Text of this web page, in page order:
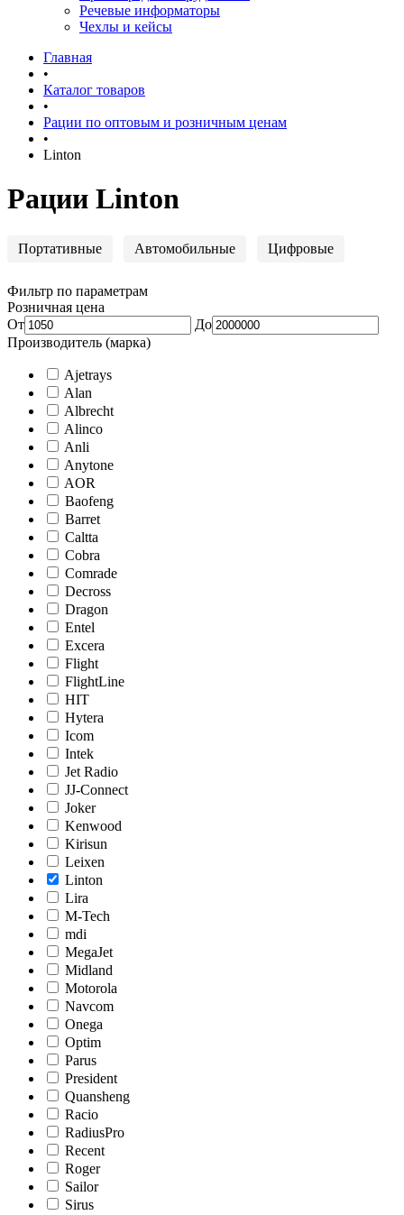
Речевые информаторы
Чехлы и кейсы
Главная
•
Каталог товаров
•
Рации по оптовым и розничным ценам
•
Linton
Рации Linton
Портативные Автомобильные Цифровые
Фильтр по параметрам
Розничная цена
От
До
Производитель (марка)
Ajetrays
Alan
Albrecht
Alinco
Anli
Anytone
AOR
Baofeng
Barret
Caltta
Cobra
Comrade
Decross
Dragon
Entel
Excera
Flight
FlightLine
HIT
Hytera
Icom
Intek
Jet Radio
JJ-Connect
Joker
Kenwood
Kirisun
Leixen
Linton
Lira
M-Tech
mdi
MegaJet
Midland
Motorola
Navcom
Onega
Optim
Parus
President
Quansheng
Racio
RadiusPro
Recent
Roger
Sailor
Sirus